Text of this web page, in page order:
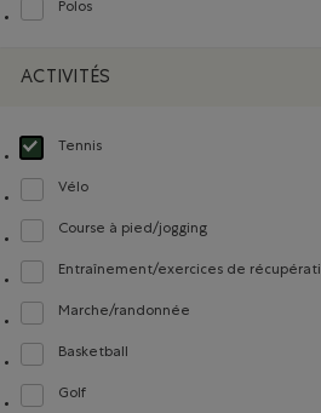
Polos
Classer selon Modèle : Polos(Polo)
ACTIVITÉS
Tennis
Choisir Classé selon Activités : Tennis(Tennis)
Vélo
Classer selon Activités : Vélo(Biking)
Course à pied/jogging
Classer selon Activités : Course à pied/
Entraînement/exercices de
Classer selon Activités : Entraînement/
Marche/randonnée
Classer selon Activités : Marche/
Basketball
Classer selon Activités :
Golf
Classer selon Activités : Golf(Golf)